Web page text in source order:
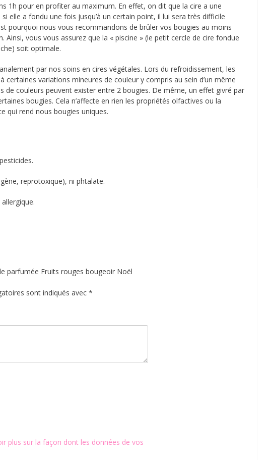
1h pour en profiter au maximum. En effet, on dit que la cire a une
si elle a fondu une fois jusqu’à un certain point, il lui sera très difficile
pourquoi nous vous recommandons de brûler vos bougies au moins
Ainsi, vous vous assurez que la « piscine » (le petit cercle de cire fondue
soit optimale.
par nos soins en cires végétales. Lors du refroidissement, les
certaines variations mineures de couleur y compris au sein d’un même
de couleurs peuvent exister entre 2 bougies. De même, un effet givré par
bougies. Cela n’affecte en rien les propriétés olfactives ou la
qui rend nous bougies uniques.
reprotoxique), ni phtalate.
parfumée Fruits rouges bougeoir Noël
sont indiqués avec *
plus sur la façon dont les données de vos